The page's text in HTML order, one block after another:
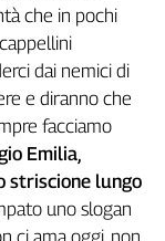
che in pochi
dai nemici di
e diranno che
facciamo
Emilia,
striscione lungo
uno slogan
ci ama oggi, non